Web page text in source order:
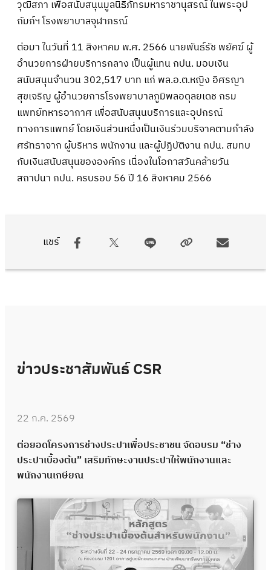
แชร์
วุฒิสภา เพื่อสนับสนุนมูลนิธิภัทรมหาราชานุสรณ์ ในพระอุป
ถัมภ์ฯ โรงพยาบาลจุฬาภรณ์
ต่อมา ในวันที่ 11 สิงหาคม พ.ศ. 2566 นายพันธ์รัช พยัคฆ์ ผู้
อำนวยการฝ่ายบริการกลาง เป็นผู้แทน กปน. มอบเงิน
สนับสนุนจำนวน 302,517 บาท แก่ พล.อ.ต.หญิง อิศรญา
สุขเจริญ ผู้อำนวยการโรงพยาบาลภูมิพลอดุลยเดช กรม
แพทย์ทหารอากาศ เพื่อสนับสนุนบริการและอุปกรณ์
ทางการแพทย์ โดยเงินส่วนหนึ่งเป็นเงินร่วมบริจาคตามกำลัง
ศรัทธาจาก ผู้บริหาร พนักงาน และผู้ปฏิบัติงาน กปน. สมทบ
กับเงินสนับสนุนขององค์กร เนื่องในโอกาสวันคล้ายวัน
สถาปนา กปน. ครบรอบ 56 ปี 16 สิงหาคม 2566
ข่าวประชาสัมพันธ์ CSR
22 ก.ค. 2569
ต่อยอดโครงการช่างประปาเพื่อประชาชน จัดอบรม “ช่าง
ประปาเบื้องต้น” เสริมทักษะงานประปาให้พนักงานและ
พนักงานเกษียณ